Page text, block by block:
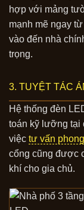
hợp với mảng
mạnh mẽ ngay
vào đến nhà
trọng.
3. TUYỆT TÁC
Hệ thống đèn
toán kỹ lưỡng tại
việc tư vấn
cổng cũng được
khí cho gia chủ.